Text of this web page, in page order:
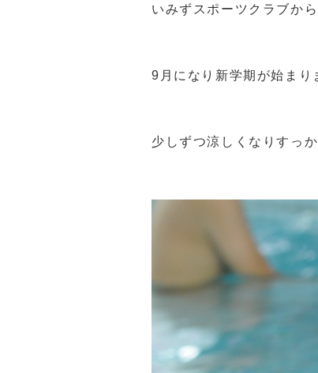
いみずスポーツクラブか
9月になり新学期が始まり
少しずつ涼しくなりすっ